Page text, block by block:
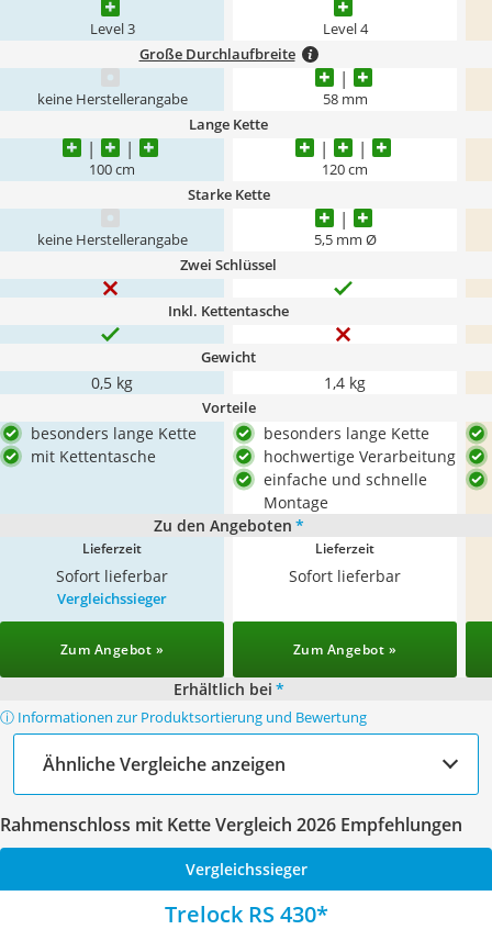
Level 3 Level 4
Große Durchlaufbreite
keine Herstellerangabe 58 mm
Lange Kette
100 cm 120 cm
Starke Kette
keine Herstellerangabe 5,5 mm Ø
Zwei Schlüssel
Inkl. Kettentasche
Gewicht
0,5 kg 1,4 kg
Vorteile
besonders lange Kette
mit Kettentasche
besonders lange Kette
hochwertige Verarbeitung
einfache und schnelle
Montage
Zu den Angeboten *
Lieferzeit
Sofort lieferbar
Lieferzeit
Sofort lieferbar
Vergleichssieger
Zum Angebot » Zum Angebot »
Erhältlich bei *
ⓘ Informationen zur Produktsortierung und Bewertung
Ähnliche Vergleiche anzeigen
Rahmenschloss mit Kette Vergleich 2026 Empfehlungen
Vergleichssieger
Trelock RS 430